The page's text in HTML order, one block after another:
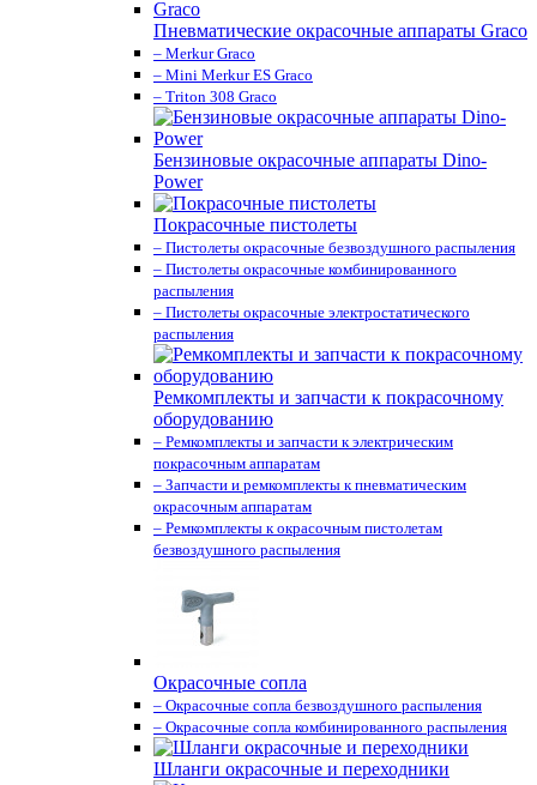
Пневматические окрасочные аппараты Graco
– Merkur Graco
– Mini Merkur ES Graco
– Triton 308 Graco
Бензиновые окрасочные аппараты Dino-
Power
Покрасочные пистолеты
– Пистолеты окрасочные безвоздушного распыления
– Пистолеты окрасочные комбинированного
распыления
– Пистолеты окрасочные электростатического
распыления
Ремкомплекты и запчасти к покрасочному
оборудованию
– Ремкомплекты и запчасти к электрическим
покрасочным аппаратам
– Запчасти и ремкомплекты к пневматическим
окрасочным аппаратам
– Ремкомплекты к окрасочным пистолетам
безвоздушного распыления
Окрасочные сопла
– Окрасочные сопла безвоздушного распыления
– Окрасочные сопла комбинированного распыления
Шланги окрасочные и переходники